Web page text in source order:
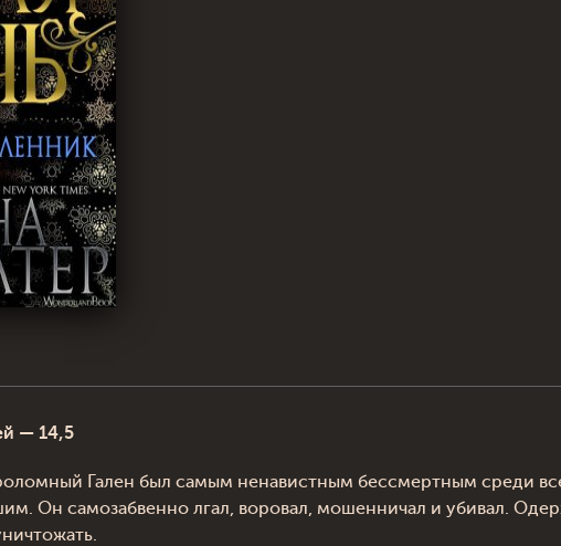
— 14,5
Гален был самым ненавистным бессмертным среди
Он самозабвенно лгал, воровал, мошенничал и убивал.